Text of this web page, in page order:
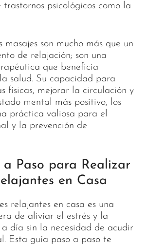
psicológicos como la
masajes son mucho más que un
de relajación; son una
que beneficia
salud. Su capacidad para
físicas, mejorar la circulación y
mental más positivo, los
práctica valiosa para el
y la prevención de
a Paso para Realizar
en Casa
relajantes en casa es una
de aliviar el estrés y la
día sin la necesidad de acudir
Esta guía paso a paso te